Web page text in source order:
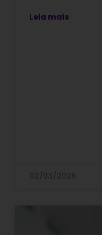
Leia mais